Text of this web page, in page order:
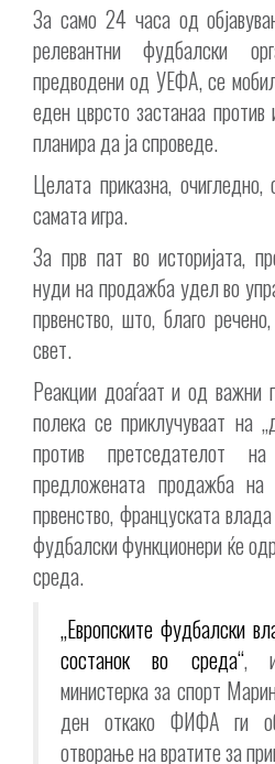
За само 24 часа од
релевантни фудбалски
предводени од УЕФА, се
еден цврсто застанаа
планира да ја спроведе.
Целата приказна,
самата игра.
За прв пат во историјата,
нуди на продажба удел во
првенство, што, благо
свет.
Реакции доаѓаат и од важни
полека се приклучуваат на
против
предложената продажба на
првенство, француската
фудбалски функционери ќе
среда.
„Европските фудбалски
состанок во среда“,
министерка за спорт
ден откако ФИФА ги
отворање на вратите за